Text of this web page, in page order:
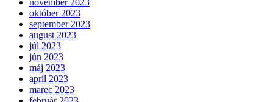
október 2023
september 2023
august 2023
júl 2023
jún 2023
máj 2023
apríl 2023
marec 2023